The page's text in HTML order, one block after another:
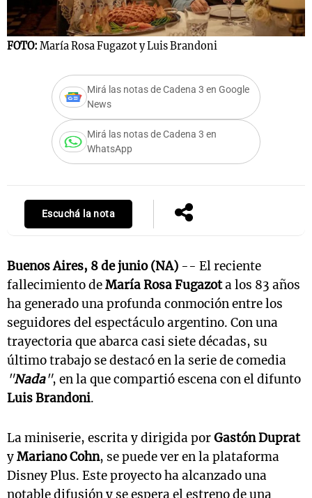
FOTO: María Rosa Fugazot y Luis Brandoni
Mirá las notas de Cadena 3 en Google
News
Mirá las notas de Cadena 3 en
WhatsApp
Escuchá la nota
Buenos Aires, 8 de junio (NA) -- El reciente
fallecimiento deMaría Rosa Fugazota los 83 años
ha generado una profunda conmoción entre los
seguidores del espectáculo argentino. Con una
trayectoria que abarca casi siete décadas, su
último trabajo se destacó en la serie de comedia
"Nada", en la que compartió escena con el difunto
Luis Brandoni.
La miniserie, escrita y dirigida porGastón Duprat
yMariano Cohn, se puede ver en la plataforma
Disney Plus. Este proyecto ha alcanzado una
notable difusión y se espera el estreno de una